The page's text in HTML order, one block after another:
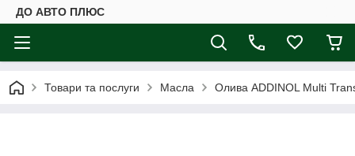
ДО АВТО ПЛЮС
Товари та послуги Масла Олива ADDINOL Multi